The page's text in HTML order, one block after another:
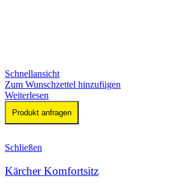
Schnellansicht
Zum Wunschzettel hinzufügen
Weiterlesen
Produkt anfragen
Schließen
Kärcher Komfortsitz